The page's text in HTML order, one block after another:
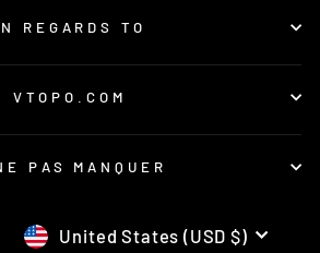
REGARDS TO
VTOPO.COM
PAS MANQUER
CURRENCY
United States (USD $)